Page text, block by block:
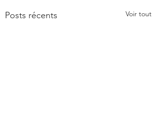
Posts récents Voir tout